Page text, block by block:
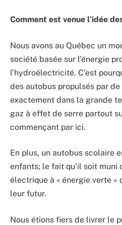
Comment est venue l’idée
Nous avons au Québec un
société basée sur l’énergie
l’hydroélectricité. C’est
des autobus propulsés par de
exactement dans la grande
gaz à effet de serre partout
commençant par ici.
En plus, un autobus scolaire
enfants; le fait qu’il soit muni
électrique à « énergie verte »
leur futur.
Nous étions fiers de livrer le